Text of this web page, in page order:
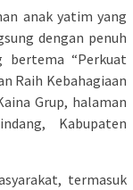
anak yatim yang
dengan penuh
bertema “Perkuat
Raih Kebahagiaan
Grup, halaman
Kabupaten
termasuk